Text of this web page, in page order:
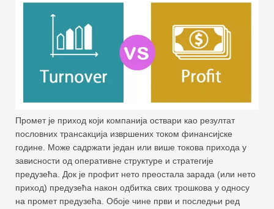
Промет је приход који компанија оствари као резултат
пословних трансакција извршених током финансијске
године. Може садржати један или више токова прихода у
зависности од оперативне структуре и стратегије
предузећа. Док је профит нето преостала зарада (или нето
приход) предузећа након одбитка свих трошкова у односу
на промет предузећа. Обоје чине први и последњи ред